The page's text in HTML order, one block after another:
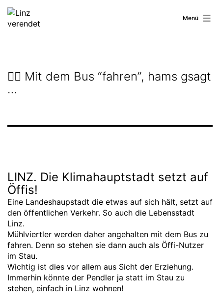
Zum
Inhalt
springen
Linz
verendet
Menü
🤷‍♀️ Mit dem Bus “fahren”, hams gsagt
…
LINZ. Die Klimahauptstadt setzt auf
Öffis!
Eine Landeshaupstadt die etwas auf sich hält, setzt auf
den öffentlichen Verkehr. So auch die Lebensstadt
Linz.
Mühlviertler werden daher angehalten mit dem Bus zu
fahren. Denn so stehen sie dann auch als Öffi-Nutzer
im Stau.
Wichtig ist dies vor allem aus Sicht der Erziehung.
Immerhin könnte der Pendler ja statt im Stau zu
stehen, einfach in Linz wohnen!